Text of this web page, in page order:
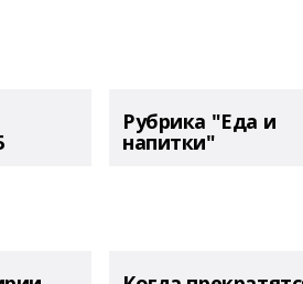
Рубрика "Еда и
напитки"